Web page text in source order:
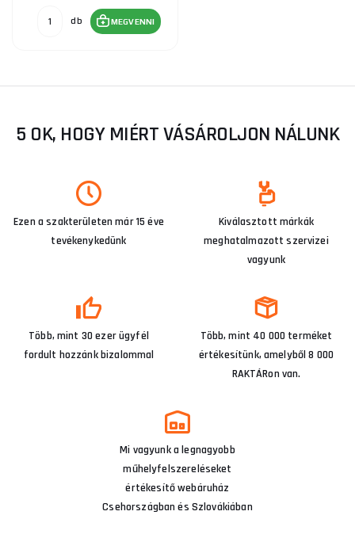
db MEGVENNI
5 OK, HOGY MIÉRT VÁSÁROLJON NÁLUNK
Ezen a szakterületen már 15 éve
tevékenykedünk
Kiválasztott márkák
meghatalmazott szervizei
vagyunk
Több, mint 30 ezer ügyfél
fordult hozzánk bizalommal
Több, mint 40 000 terméket
értékesítünk, amelyből 8 000
RAKTÁRon van.
Mi vagyunk a legnagyobb
műhelyfelszereléseket
értékesítő webáruház
Csehországban és Szlovákiában